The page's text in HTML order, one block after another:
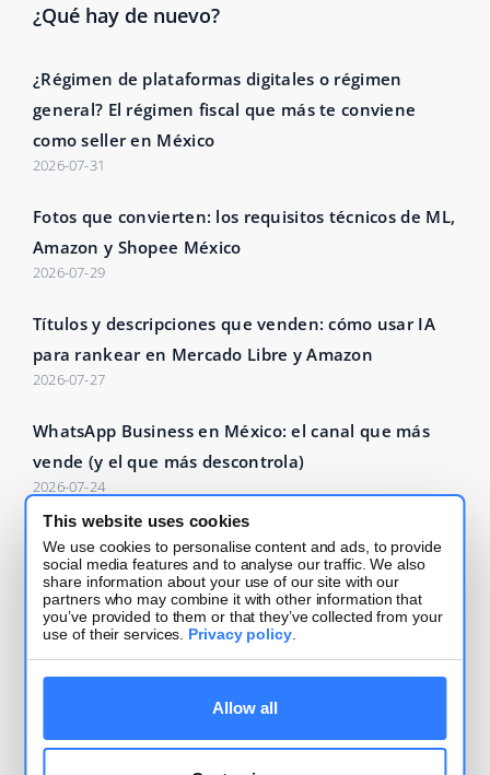
This website uses cookies
We use cookies to personalise content and ads, to provide
social media features and to analyse our traffic. We also
share information about your use of our site with our
partners who may combine it with other information that
you’ve provided to them or that they’ve collected from your
use of their services. Privacy policy.
Allow all
¿Qué hay de nuevo?
¿Régimen de plataformas digitales o régimen
general? El régimen fiscal que más te conviene
como seller en México
2026-07-31
Fotos que convierten: los requisitos técnicos de ML,
Amazon y Shopee México
2026-07-29
Títulos y descripciones que venden: cómo usar IA
para rankear en Mercado Libre y Amazon
2026-07-27
WhatsApp Business en México: el canal que más
vende (y el que más descontrola)
2026-07-24
Leer más - Base Blog